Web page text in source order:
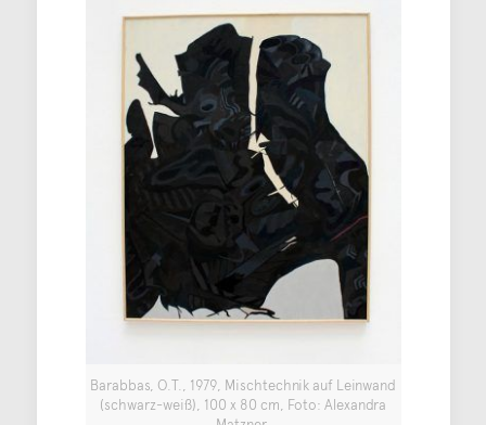
Barabbas, O.T., 1979, Mischtechnik auf Leinwand
(schwarz-weiß), 100 x 80 cm, Foto: Alexandra